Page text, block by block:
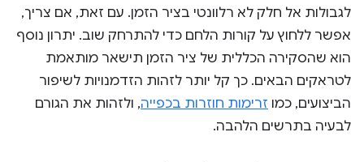
לגבולות אל חלק לא רלוונטי בציר הזמן. עם זאת, אם צריך,
אפשר ללחוץ על קורות הלחם כדי להתרחק שוב. יתרון נוסף
הוא שהסקירה הכללית של ציר הזמן תישאר מותאמת
לטראקים הבאים. כך קל יותר לזהות הזדמנויות לשיפור
הביצועים, כמו זרימות חוזרות בכפייה, ולזהות את הגורם
לבעיה בתרשים הלהבה.